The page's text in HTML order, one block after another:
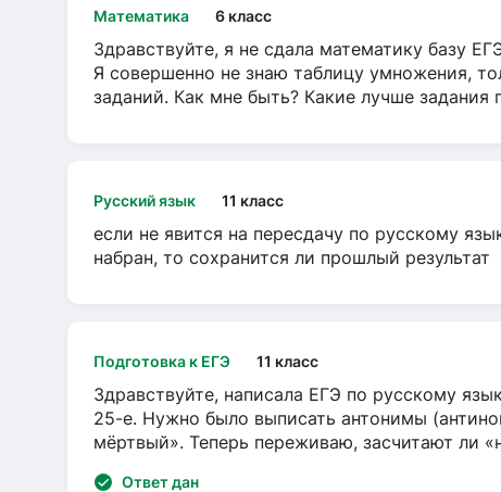
Математика 6 класс
Здравствуйте, я не сдала математику базу
Я совершенно не знаю таблицу умножения,
заданий. Как мне быть? Какие лучше задания
Русский язык 11 класс
если не явится на пересдачу по русскому
набран, то сохранится ли прошлый результат
Подготовка к ЕГЭ 11 класс
Здравствуйте, написала ЕГЭ по русскому
25-е. Нужно было выписать антонимы
мёртвый». Теперь переживаю, засчитают ли
Ответ дан